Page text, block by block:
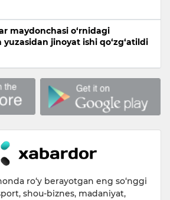
maydonchasi o‘rnidagi
jinoyat ishi qo‘zg‘atildi
ro‘y berayotgan eng so‘nggi
shou-biznes, madaniyat,